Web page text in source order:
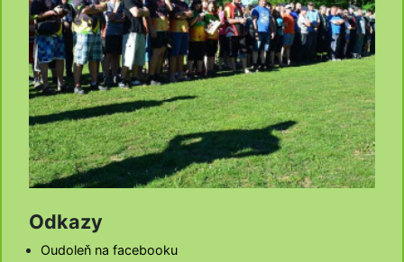
Odkazy
Oudoleň na facebooku